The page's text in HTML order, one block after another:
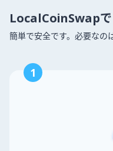
LocalCoinSwapで
簡単で安全です。必要なの
1